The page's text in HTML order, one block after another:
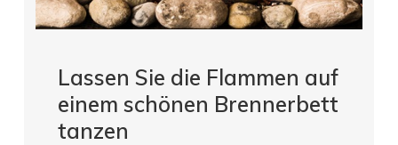
Lassen Sie die Flammen auf
einem schönen Brennerbett
tanzen